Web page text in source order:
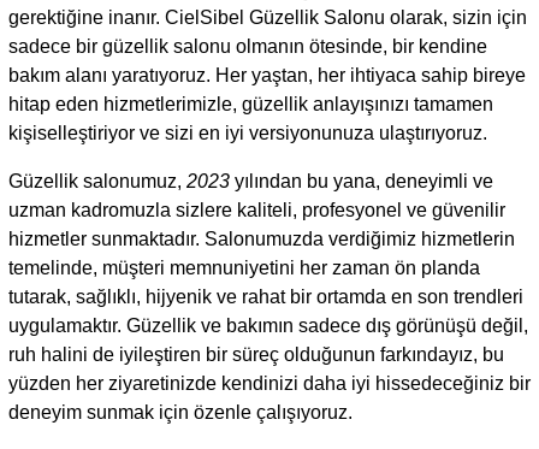
gerektiğine inanır. CielSibel Güzellik Salonu olarak, sizin için
sadece bir güzellik salonu olmanın ötesinde, bir kendine
bakım alanı yaratıyoruz. Her yaştan, her ihtiyaca sahip bireye
hitap eden hizmetlerimizle, güzellik anlayışınızı tamamen
kişiselleştiriyor ve sizi en iyi versiyonunuza ulaştırıyoruz.
Güzellik salonumuz, 2023yılından bu yana, deneyimli ve
uzman kadromuzla sizlere kaliteli, profesyonel ve güvenilir
hizmetler sunmaktadır. Salonumuzda verdiğimiz hizmetlerin
temelinde, müşteri memnuniyetini her zaman ön planda
tutarak, sağlıklı, hijyenik ve rahat bir ortamda en son trendleri
uygulamaktır. Güzellik ve bakımın sadece dış görünüşü değil,
ruh halini de iyileştiren bir süreç olduğunun farkındayız, bu
yüzden her ziyaretinizde kendinizi daha iyi hissedeceğiniz bir
deneyim sunmak için özenle çalışıyoruz.